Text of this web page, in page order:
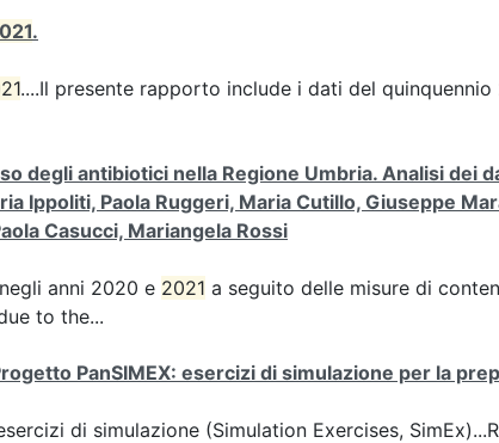
.
....Il presente rapporto include i dati del quinquennio
degli antibiotici nella Regione Umbria. Analisi dei
Ippoliti, Paola Ruggeri, Maria Cutillo, Giuseppe
Casucci, Mariangela Rossi
anni 2020 e 2021 a seguito delle misure di
to the...
PanSIMEX: esercizi di simulazione per la
di simulazione (Simulation Exercises,